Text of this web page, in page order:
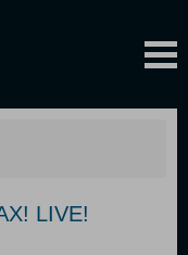
LIVE!